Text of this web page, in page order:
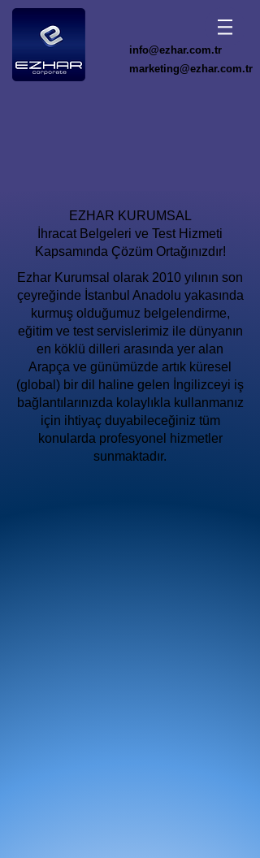
info@ezhar.com.tr
marketing@ezhar.com.tr
EZHAR KURUMSAL
İhracat Belgeleri ve Test Hizmeti
Kapsamında Çözüm Ortağınızdır!
Ezhar Kurumsal olarak 2010 yılının son
çeyreğinde İstanbul Anadolu yakasında
kurmuş olduğumuz belgelendirme,
eğitim ve test servislerimiz ile dünyanın
en köklü dilleri arasında yer alan
Arapça ve günümüzde artık küresel
(global) bir dil haline gelen İngilizceyi iş
bağlantılarınızda kolaylıkla kullanmanız
için ihtiyaç duyabileceğiniz tüm
konularda profesyonel hizmetler
sunmaktadır.